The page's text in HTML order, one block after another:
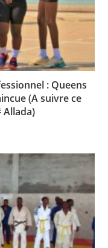
: Queens
(A suivre ce
Allada)